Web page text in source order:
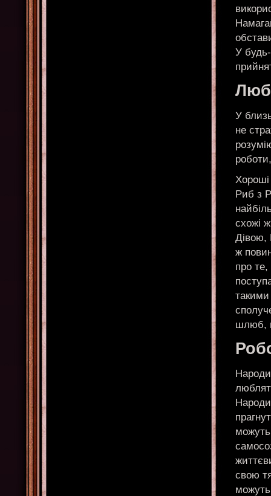
У будь-
У
не
Хороші
Риб з
схожі
Дівою,
ж
про
шлюб,
свою